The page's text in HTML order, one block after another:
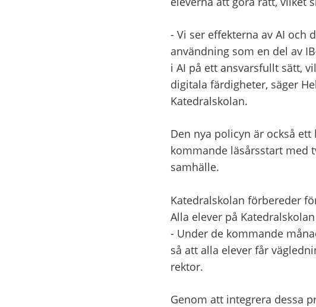
- Vi ser effekterna av AI och
användning som en del av
i AI på ett ansvarsfullt sätt,
digitala färdigheter, säger
Katedralskolan.
Den nya policyn är också
kommande läsårsstart med
samhälle.
Katedralskolan förbereder
Alla elever på
- Under de kommande
så att alla elever får
rektor.
Genom att integrera dessa